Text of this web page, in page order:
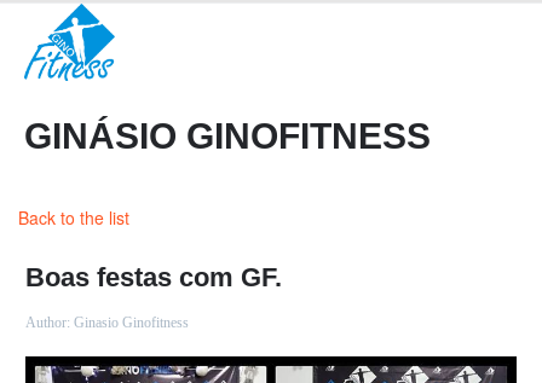
GINÁSIO GINOFITNESS
Back to the list
Boas festas com GF.
Author: Ginasio Ginofitness